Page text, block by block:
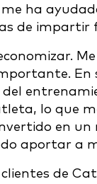
ha
de impartir
lo que
en
aportar a
de